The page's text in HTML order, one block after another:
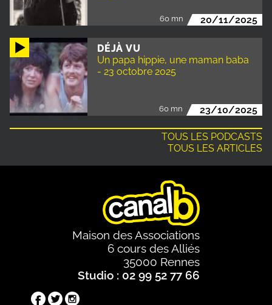
60 mn 20/11/2025
DÉJÀ VU
Un papa hippie, une maman baba
- 23 octobre 2025
60 mn 23/10/2025
TOUS LES PODCASTS
TOUS LES ARTICLES
Maison des Associations
6 cours des Alliés
35000 Rennes
Studio : 02 99 52 77 66